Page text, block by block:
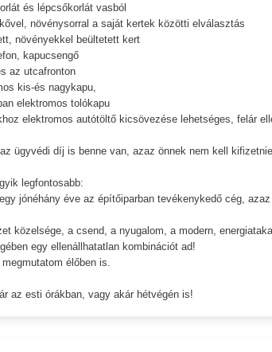
és lépcsőkorlát vasból
növénysorral a saját kertek közötti elválasztás
növényekkel beültetett kert
kapucsengő
az utcafronton
kis-és nagykapu,
elektromos tolókapu
elektromos autótöltő kicsövezése lehetséges, felár
ügyvédi díj is benne van, azaz önnek nem kell
legfontosabb:
jónéhány éve az építőiparban tevékenykedő cég,
közelsége, a csend, a nyugalom, a modern,
egy ellenállhatatlan kombinációt ad!
élőben is.
az esti órákban, vagy akár hétvégén is!